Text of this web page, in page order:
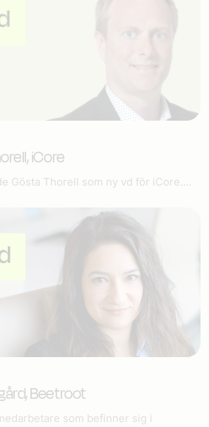
iCore
Gösta Thorell som ny vd för iCore....
Beetroot
som befinner sig i